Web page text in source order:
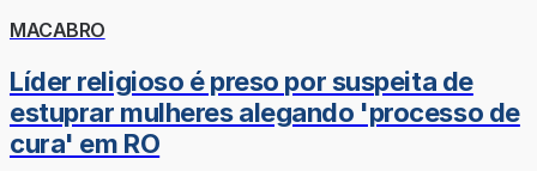
MACABRO
Líder religioso é preso por suspeita de
estuprar mulheres alegando 'processo de
cura' em RO